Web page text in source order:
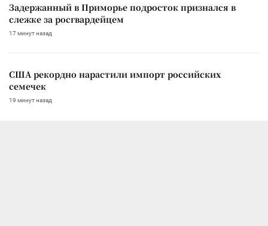
Задержанный в Приморье подросток признался в
слежке за росгвардейцем
17 минут назад
США рекордно нарастили импорт российских
семечек
19 минут назад